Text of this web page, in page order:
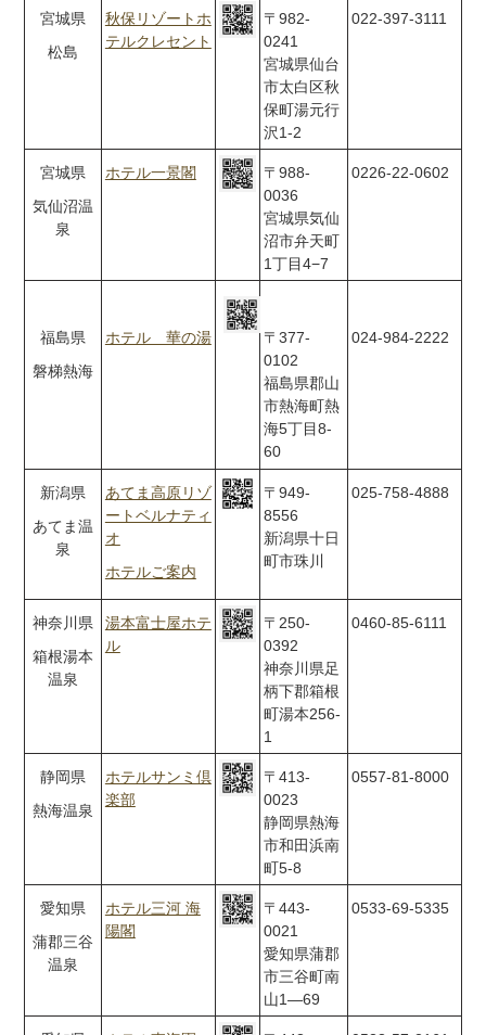
宮城県
松島
秋保リゾートホ
テルクレセント
〒982-
0241
宮城県仙台
市太白区秋
保町湯元行
沢1-2
022-397-3111
宮城県
気仙沼温
泉
ホテル一景閣
〒988-
0036
宮城県気仙
沼市弁天町
1丁目4−7
0226-22-0602
福島県
磐梯熱海
ホテル 華の湯
〒377-
0102
福島県郡山
市熱海町熱
海5丁目8-
60
024-984-2222
新潟県
あてま温
泉
あてま高原リゾ
ートベルナティ
オ
ホテルご案内
〒949-
8556
新潟県十日
町市珠川
025-758-4888
神奈川県
箱根湯本
温泉
湯本富士屋ホテ
ル
〒250-
0392
神奈川県足
柄下郡箱根
町湯本256-
1
0460-85-6111
静岡県
熱海温泉
ホテルサンミ倶
楽部
〒413-
0023
静岡県熱海
市和田浜南
町5-8
0557-81-8000
愛知県
蒲郡三谷
温泉
ホテル三河 海
陽閣
〒443-
0021
愛知県蒲郡
市三谷町南
山1―69
0533-69-5335